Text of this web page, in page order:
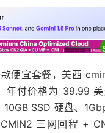
便宜套餐，美西
年付价格为 39.99
10GB SSD 硬盘、
三网回程 +